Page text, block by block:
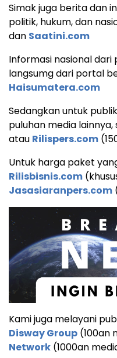
Simak juga berita dan
politik, hukum, dan
dan Saatini.com
Informasi nasional
langsumg dari portal
Haisumatera.com
Sedangkan untuk
puluhan media lainnya,
atau Rilispers.com
Untuk harga paket
Rilisbisnis.com
Jasasiaranpers.com
Kami juga melayani
Disway Group (100an
Network (1000an